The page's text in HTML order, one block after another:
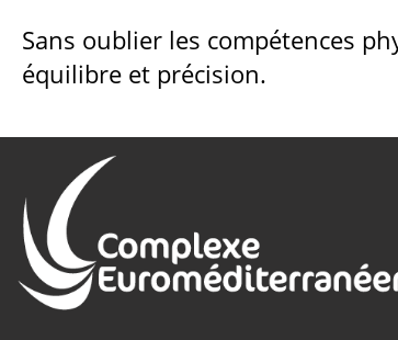
Sans oublier les compétences
équilibre et précision.